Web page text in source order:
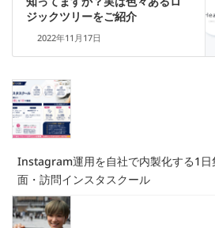
ジックツリーをご紹介
2022年11月17日
Instagram運用を自社で内製化する1日
面・訪問インスタスクール